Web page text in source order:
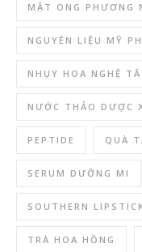
MẬT ONG PHƯƠNG
NGUYÊN LIỆU MỸ
NHỤY HOA NGHỆ
NƯỚC THẢO DƯỢC
PEPTIDE QUÀ
SERUM DƯỠNG MI
SOUTHERN
TRÀ HOA HỒNG